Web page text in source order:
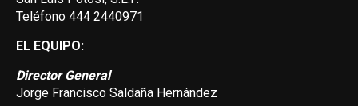
Teléfono 444 2440971
EL EQUIPO:
Director General
Jorge Francisco Saldaña Hernández